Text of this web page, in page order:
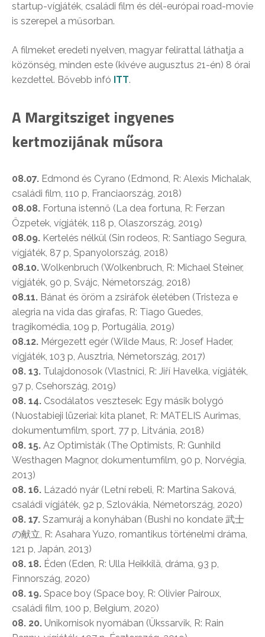
startup-vígjáték, családi film és dél-európai road-movie
is szerepel a műsorban.
A filmeket eredeti nyelven, magyar felirattal láthatja a
közönség, minden este (kivéve augusztus 21-én) 8 órai
kezdettel. Bővebb infó ITT.
A Margitsziget ingyenes
kertmozijának műsora
08.07. Edmond és Cyrano (Edmond, R: Alexis Michalak,
családi film, 110 p, Franciaország, 2018)
08.08. Fortuna istennő (La dea fortuna, R: Ferzan
Özpetek, vígjáték, 118 p, Olaszország, 2019)
08.09. Kertelés nélkül (Sin rodeos, R: Santiago Segura,
vígjáték, 87 p, Spanyolország, 2018)
08.10.Wolkenbruch (Wolkenbruch, R: Michael Steiner,
vígjáték, 90 p, Svájc, Németország, 2018)
08.11. Bánat és öröm a zsiráfok életében (Tristeza e
alegria na vida das girafas, R: Tiago Guedes,
tragikomédia, 109 p, Portugália, 2019)
08.12. Mérgezett egér (Wilde Maus, R: Josef Hader,
vígjáték, 103 p, Ausztria, Németország, 2017)
08. 13. Tulajdonosok (Vlastníci, R: Jiří Havelka, vígjáték,
97 p, Csehország, 2019)
08. 14. Csodálatos vesztesek: Egy másik bolygó
(Nuostabieji lūzeriai: kita planet, R: MATELIS Aurimas,
dokumentumfilm, sport, 77 p, Litvánia, 2018)
08. 15. Az Optimisták (The Optimists, R: Gunhild
Westhagen Magnor, dokumentumfilm, 90 p, Norvégia,
2013)
08. 16. Lázadó nyár (Letní rebeli, R: Martina Saková,
családi vígjáték, 92 p, Szlovákia, Németország, 2020)
08. 17. Szamuráj a konyhában (Bushi no kondate 武士
の献立, R: Asahara Yuzo, romantikus történelmi dráma,
121 p, Japán, 2013)
08. 18. Éden (Eden, R: Ulla Heikkilä, dráma, 93 p,
Finnország, 2020)
08. 19. Space boy (Space boy, R: Olivier Pairoux,
családi film, 100 p, Belgium, 2020)
08. 20. Unikornisok nyomában (Ükssarvik, R: Rain